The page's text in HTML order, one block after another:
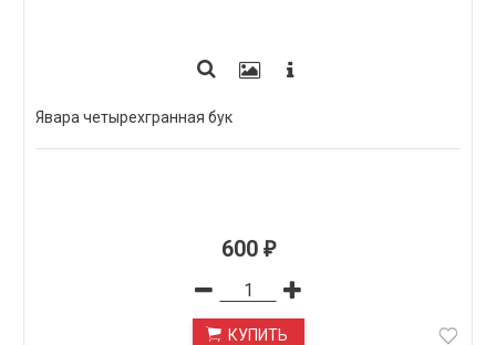
Явара четырехгранная бук
600 ₽
КУПИТЬ